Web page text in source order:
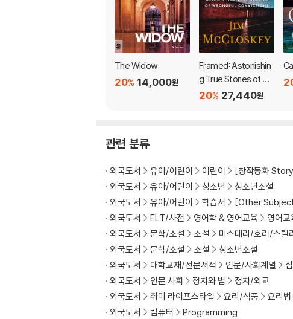
The Widow
14,000원
20%
Framed: Astonishin
g True Stories of Wr
ongful Convictions
27,440원
20%
관련 분류
외국도서 유아/어린이 어린이
[창작동화
외국도서
유아/어린이 청소년
청소년소설
외국도서
유아/어린이 학습서
[Other
외국도서
ELT/사전 영어학 & 영어교육
영어교
외국도서
문학/소설 소설
미스테리/호러/스릴
외국도서
문학/소설 소설
청소년소설
외국도서
대학교재/전문서적 인문/사회계열
외국도서
인문 사회 정치와 법
정치/외교
외국도서
취미 라이프스타일 요리/식품
요리법
외국도서
컴퓨터 Programming